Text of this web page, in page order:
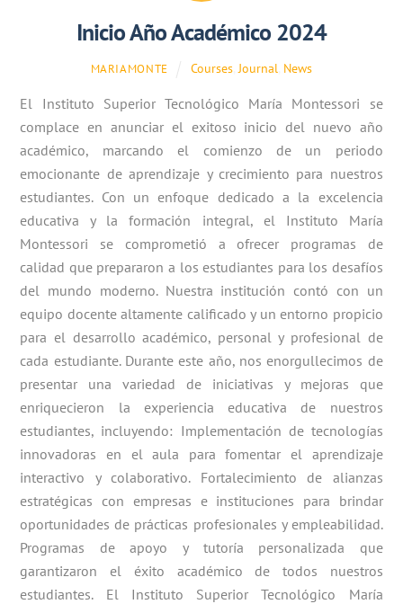
Inicio Año Académico 2024
MARIAMONTE Courses Journal News
El Instituto Superior Tecnológico María Montessori se
complace en anunciar el exitoso inicio del nuevo año
académico, marcando el comienzo de un periodo
emocionante de aprendizaje y crecimiento para nuestros
estudiantes. Con un enfoque dedicado a la excelencia
educativa y la formación integral, el Instituto María
Montessori se comprometió a ofrecer programas de
calidad que prepararon a los estudiantes para los desafíos
del mundo moderno. Nuestra institución contó con un
equipo docente altamente calificado y un entorno propicio
para el desarrollo académico, personal y profesional de
cada estudiante. Durante este año, nos enorgullecimos de
presentar una variedad de iniciativas y mejoras que
enriquecieron la experiencia educativa de nuestros
estudiantes, incluyendo: Implementación de tecnologías
innovadoras en el aula para fomentar el aprendizaje
interactivo y colaborativo. Fortalecimiento de alianzas
estratégicas con empresas e instituciones para brindar
oportunidades de prácticas profesionales y empleabilidad.
Programas de apoyo y tutoría personalizada que
garantizaron el éxito académico de todos nuestros
estudiantes. El Instituto Superior Tecnológico María